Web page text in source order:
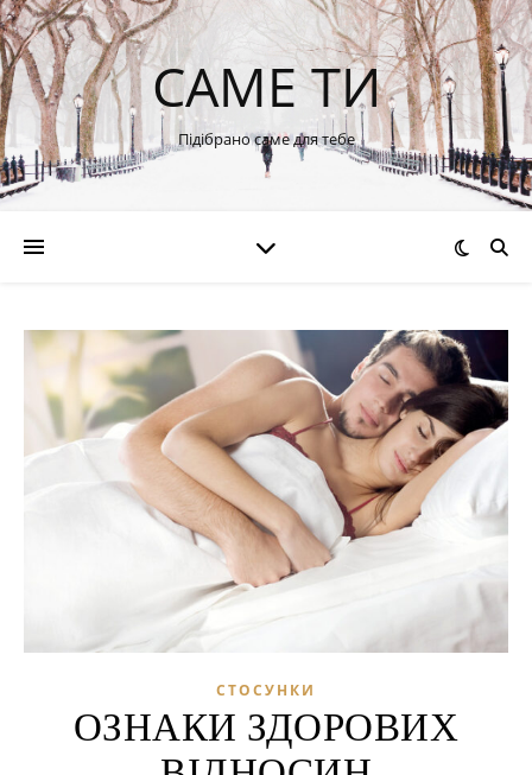
САМЕ ТИ
Підібрано саме для тебе
СТОСУНКИ
ОЗНАКИ ЗДОРОВИХ